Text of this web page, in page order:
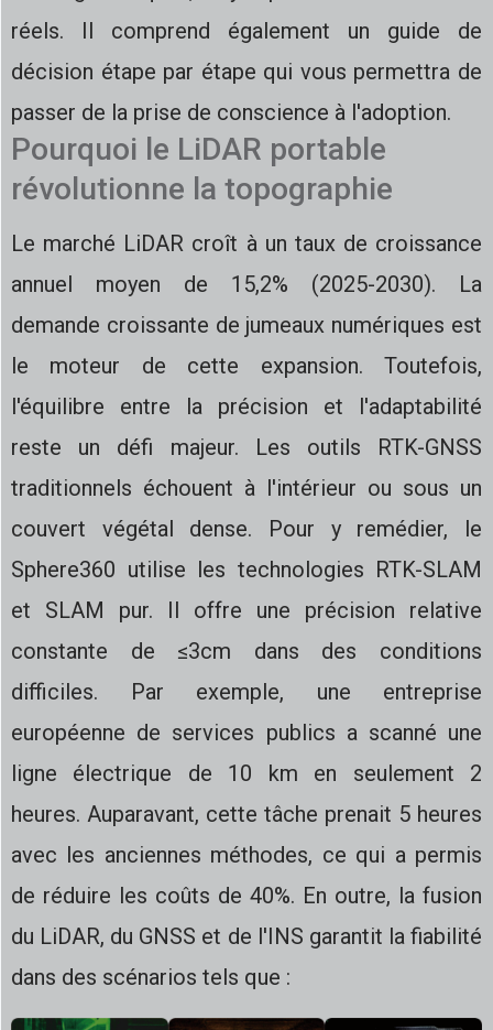
réels. Il comprend également un guide de
décision étape par étape qui vous permettra de
passer de la prise de conscience à l'adoption.
Pourquoi le LiDAR portable
révolutionne la topographie
Le marché LiDAR croît à un taux de croissance
annuel moyen de 15,2% (2025-2030). La
demande croissante de jumeaux numériques est
le moteur de cette expansion. Toutefois,
l'équilibre entre la précision et l'adaptabilité
reste un défi majeur. Les outils RTK-GNSS
traditionnels échouent à l'intérieur ou sous un
couvert végétal dense. Pour y remédier, le
Sphere360 utilise les technologies RTK-SLAM
et SLAM pur. Il offre une précision relative
constante de ≤3cm dans des conditions
difficiles. Par exemple, une entreprise
européenne de services publics a scanné une
ligne électrique de 10 km en seulement 2
heures. Auparavant, cette tâche prenait 5 heures
avec les anciennes méthodes, ce qui a permis
de réduire les coûts de 40%. En outre, la fusion
du LiDAR, du GNSS et de l'INS garantit la fiabilité
dans des scénarios tels que :